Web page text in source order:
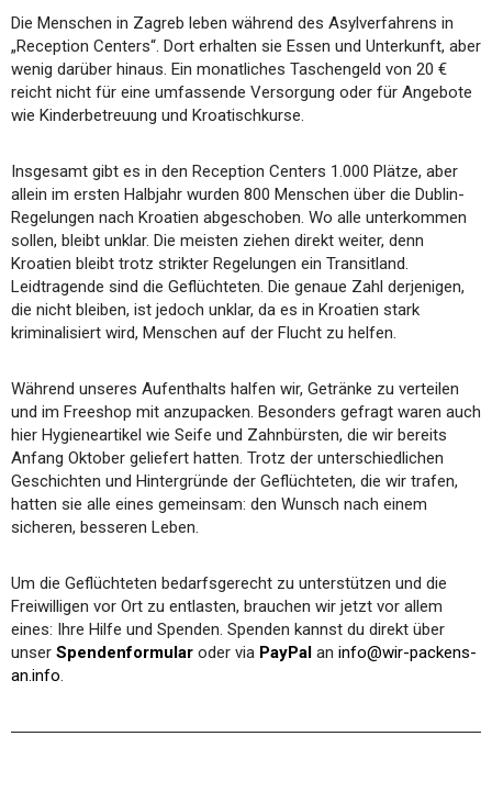
Die Menschen in Zagreb leben während des Asylverfahrens in
„Reception Centers“. Dort erhalten sie Essen und Unterkunft, aber
wenig darüber hinaus. Ein monatliches Taschengeld von 20 €
reicht nicht für eine umfassende Versorgung oder für Angebote
wie Kinderbetreuung und Kroatischkurse.
Insgesamt gibt es in den Reception Centers 1.000 Plätze, aber
allein im ersten Halbjahr wurden 800 Menschen über die Dublin-
Regelungen nach Kroatien abgeschoben. Wo alle unterkommen
sollen, bleibt unklar. Die meisten ziehen direkt weiter, denn
Kroatien bleibt trotz strikter Regelungen ein Transitland.
Leidtragende sind die Geflüchteten. Die genaue Zahl derjenigen,
die nicht bleiben, ist jedoch unklar, da es in Kroatien stark
kriminalisiert wird, Menschen auf der Flucht zu helfen.
Während unseres Aufenthalts halfen wir, Getränke zu verteilen
und im Freeshop mit anzupacken. Besonders gefragt waren auch
hier Hygieneartikel wie Seife und Zahnbürsten, die wir bereits
Anfang Oktober geliefert hatten. Trotz der unterschiedlichen
Geschichten und Hintergründe der Geflüchteten, die wir trafen,
hatten sie alle eines gemeinsam: den Wunsch nach einem
sicheren, besseren Leben.
Um die Geflüchteten bedarfsgerecht zu unterstützen und die
Freiwilligen vor Ort zu entlasten, brauchen wir jetzt vor allem
eines: Ihre Hilfe und Spenden. Spenden kannst du direkt über
unser Spendenformular oder via PayPal an info@wir-packens-
an.info.